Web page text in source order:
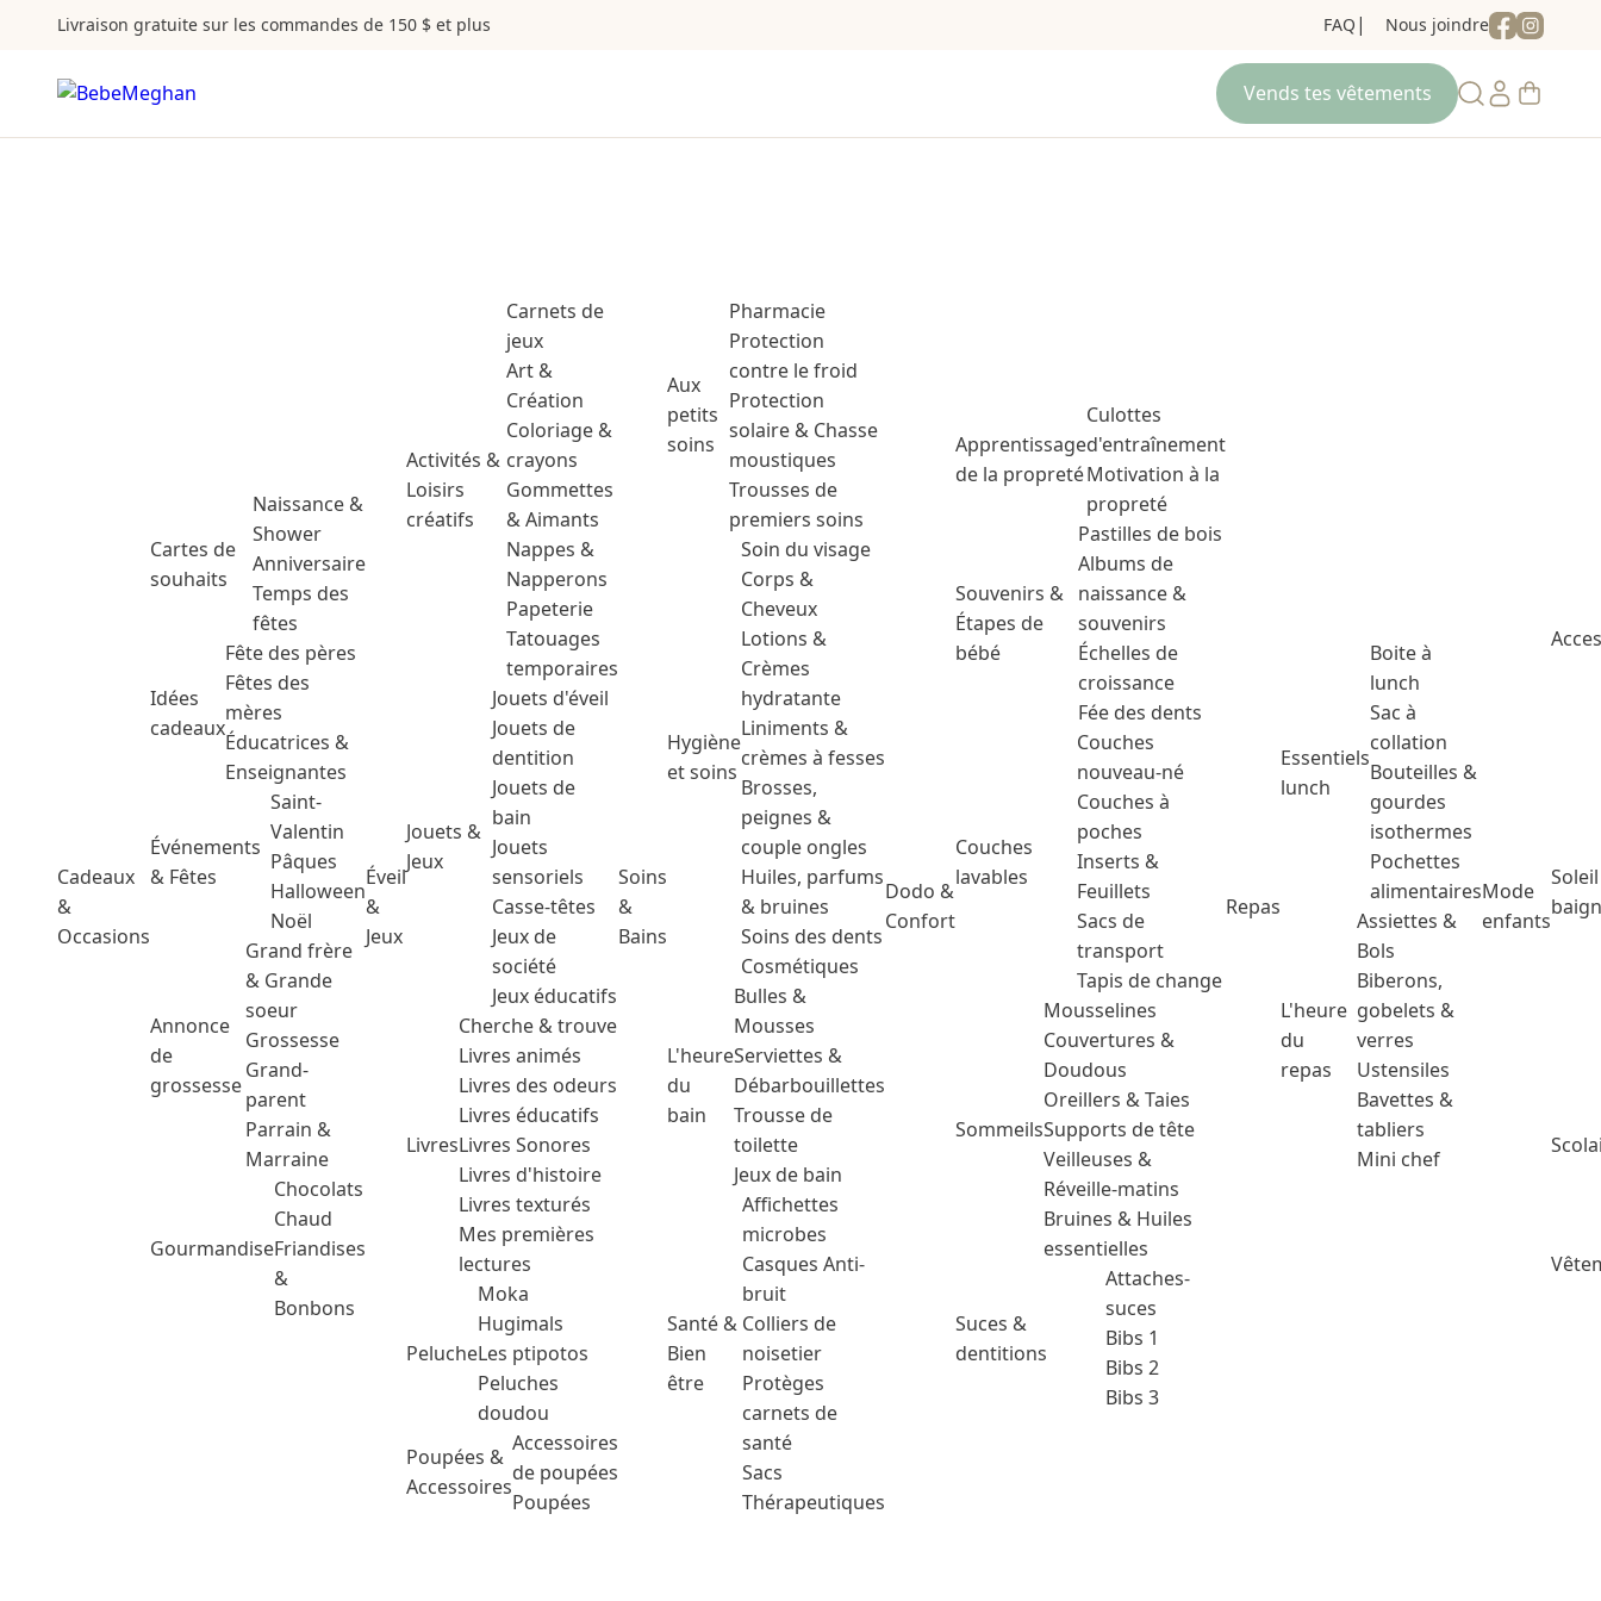
Livraison gratuite sur les commandes de 150 $ et plus FAQ Nous joindre
Cadeaux
&
Occasions
Cartes de
souhaits
Naissance &
Shower
Anniversaire
Temps des
fêtes
Idées
cadeaux
Fête des pères
Fêtes des
mères
Éducatrices &
Enseignantes
Événements
& Fêtes
Saint-
Valentin
Pâques
Halloween
Noël
Annonce
de
grossesse
Grand frère
& Grande
soeur
Grossesse
Grand-
parent
Parrain &
Marraine
Gourmandise
Chocolats
Chaud
Friandises
&
Bonbons
Éveil
&
Jeux
Activités &
Loisirs
créatifs
Carnets de
jeux
Art &
Création
Coloriage &
crayons
Gommettes
& Aimants
Nappes &
Napperons
Papeterie
Tatouages
temporaires
Jouets &
Jeux
Jouets d'éveil
Jouets de
dentition
Jouets de
bain
Jouets
sensoriels
Casse-têtes
Jeux de
société
Jeux éducatifs
Livres
Cherche & trouve
Livres animés
Livres des odeurs
Livres éducatifs
Livres Sonores
Livres d'histoire
Livres texturés
Mes premières
lectures
Peluche
Moka
Hugimals
Les ptipotos
Peluches
doudou
Poupées &
Accessoires
Accessoires
de poupées
Poupées
Soins
&
Bains
Aux
petits
soins
Pharmacie
Protection
contre le froid
Protection
solaire & Chasse
moustiques
Trousses de
premiers soins
Hygiène
et soins
Soin du visage
Corps &
Cheveux
Lotions &
Crèmes
hydratante
Liniments &
crèmes à fesses
Brosses,
peignes &
couple ongles
Huiles, parfums
& bruines
Soins des dents
Cosmétiques
L'heure
du
bain
Bulles &
Mousses
Serviettes &
Débarbouillettes
Trousse de
toilette
Jeux de bain
Santé &
Bien
être
Affichettes
microbes
Casques Anti-
bruit
Colliers de
noisetier
Protèges
carnets de
santé
Sacs
Thérapeutiques
Dodo &
Confort
Apprentissage
de la propreté
Culottes
d'entraînement
Motivation à la
propreté
Souvenirs &
Étapes de
bébé
Pastilles de bois
Albums de
naissance &
souvenirs
Échelles de
croissance
Fée des dents
Couches
lavables
Couches
nouveau-né
Couches à
poches
Inserts &
Feuillets
Sacs de
transport
Tapis de change
Sommeils
Mousselines
Couvertures &
Doudous
Oreillers & Taies
Supports de tête
Veilleuses &
Réveille-matins
Bruines & Huiles
essentielles
Suces &
dentitions
Attaches-
suces
Bibs 1
Bibs 2
Bibs 3
Repas
Essentiels
lunch
Boite à
lunch
Sac à
collation
Bouteilles &
gourdes
isothermes
Pochettes
alimentaires
L'heure
du
repas
Assiettes &
Bols
Biberons,
gobelets &
verres
Ustensiles
Bavettes &
tabliers
Mini chef
Mode
enfants